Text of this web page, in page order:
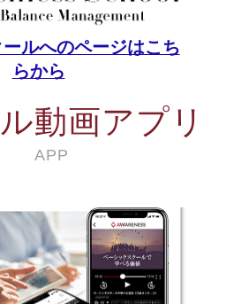
ルへのページはこち
らから
動画アプリ
APP